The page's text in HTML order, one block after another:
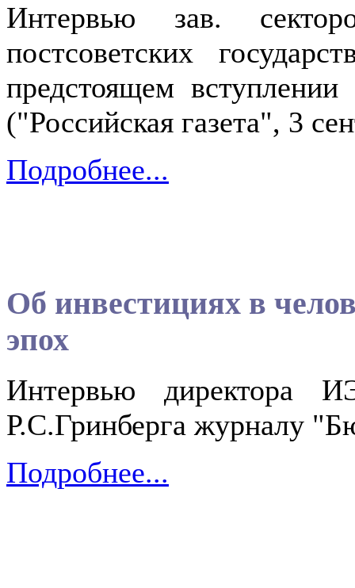
Интервью зав.
постсоветских
предстоящем
("Российская газета", 3
Подробнее...
Об инвестициях в
эпох
Интервью директора
Р.С.Гринберга журналу
Подробнее...